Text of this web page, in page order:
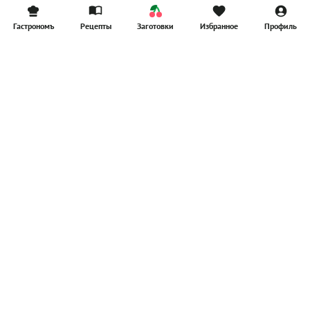
Гастрономъ Рецепты Заготовки Избранное Профиль